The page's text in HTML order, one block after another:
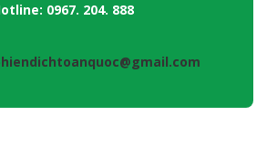
0967. 204. 888